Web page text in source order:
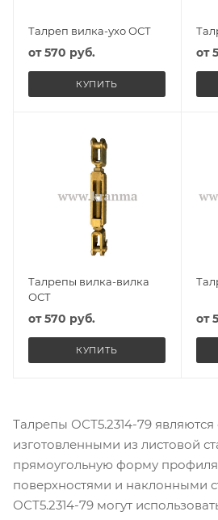
Талреп вилка-ухо ОСТ
от570 руб.
КУПИТЬ
от
Талрепы вилка-вилка
ОСТ
от570 руб.
КУПИТЬ
от
Талрепы ОСТ5.2314-79
изготовленными из листовой
прямоугольную форму
поверхностями и наклонными
ОСТ5.2314-79 могут